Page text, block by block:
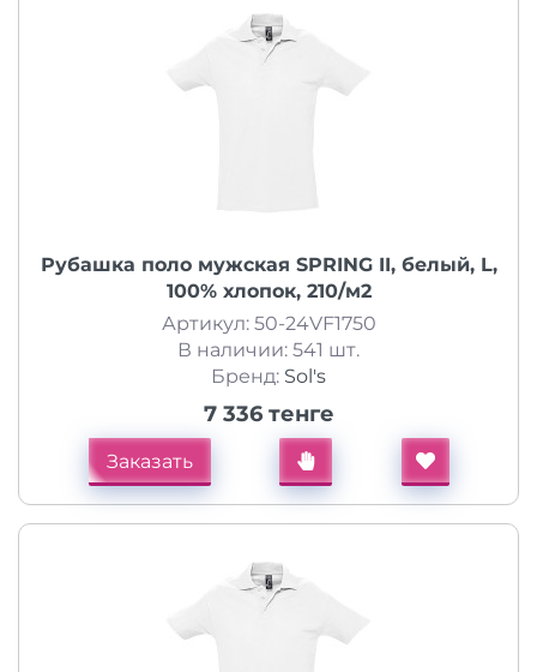
Рубашка поло мужская SPRING II, белый, L,
100% хлопок, 210/м2
Артикул: 50-24VF1750
В наличии: 541 шт.
Бренд: Sol's
7 336 тенге
Заказать